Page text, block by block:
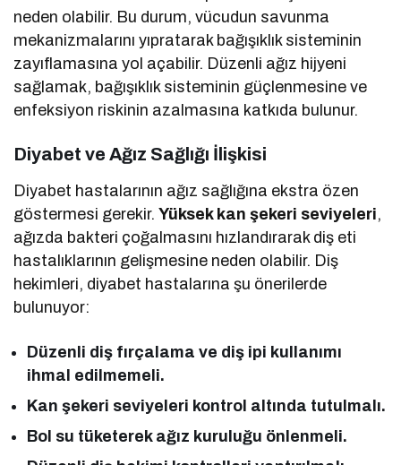
neden olabilir. Bu durum, vücudun savunma
mekanizmalarını yıpratarak bağışıklık sisteminin
zayıflamasına yol açabilir. Düzenli ağız hijyeni
sağlamak, bağışıklık sisteminin güçlenmesine ve
enfeksiyon riskinin azalmasına katkıda bulunur.
Diyabet ve Ağız Sağlığı İlişkisi
Diyabet hastalarının ağız sağlığına ekstra özen
göstermesi gerekir.Yüksek kan şekeri seviyeleri,
ağızda bakteri çoğalmasını hızlandırarak diş eti
hastalıklarının gelişmesine neden olabilir. Diş
hekimleri, diyabet hastalarına şu önerilerde
bulunuyor:
Düzenli diş fırçalama ve diş ipi kullanımı
ihmal edilmemeli.
Kan şekeri seviyeleri kontrol altında tutulmalı.
Bol su tüketerek ağız kuruluğu önlenmeli.